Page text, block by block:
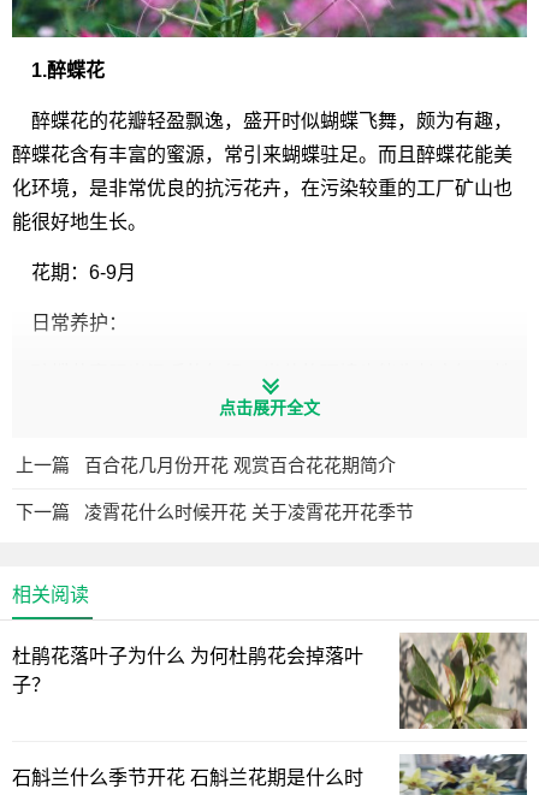
1.醉蝶花
醉蝶花的花瓣轻盈飘逸，盛开时似蝴蝶飞舞，颇为有趣，
醉蝶花含有丰富的蜜源，常引来蝴蝶驻足。而且醉蝶花能美
化环境，是非常优良的抗污花卉，在污染较重的工厂矿山也
能很好地生长。
花期：6-9月
日常养护：
醉蝶花喜阳光温暖的气候，半荫的环境也能生长良好；性
喜高温，在夏季生长迅速，忌寒冷，遇霜冻则死亡；醉蝶花
点击展开全文
上一篇 百合花几月份开花 观赏百合花花期简介
下一篇 凌霄花什么时候开花 关于凌霄花开花季节
相关阅读
杜鹃花落叶子为什么 为何杜鹃花会掉落叶
子？
石斛兰什么季节开花 石斛兰花期是什么时